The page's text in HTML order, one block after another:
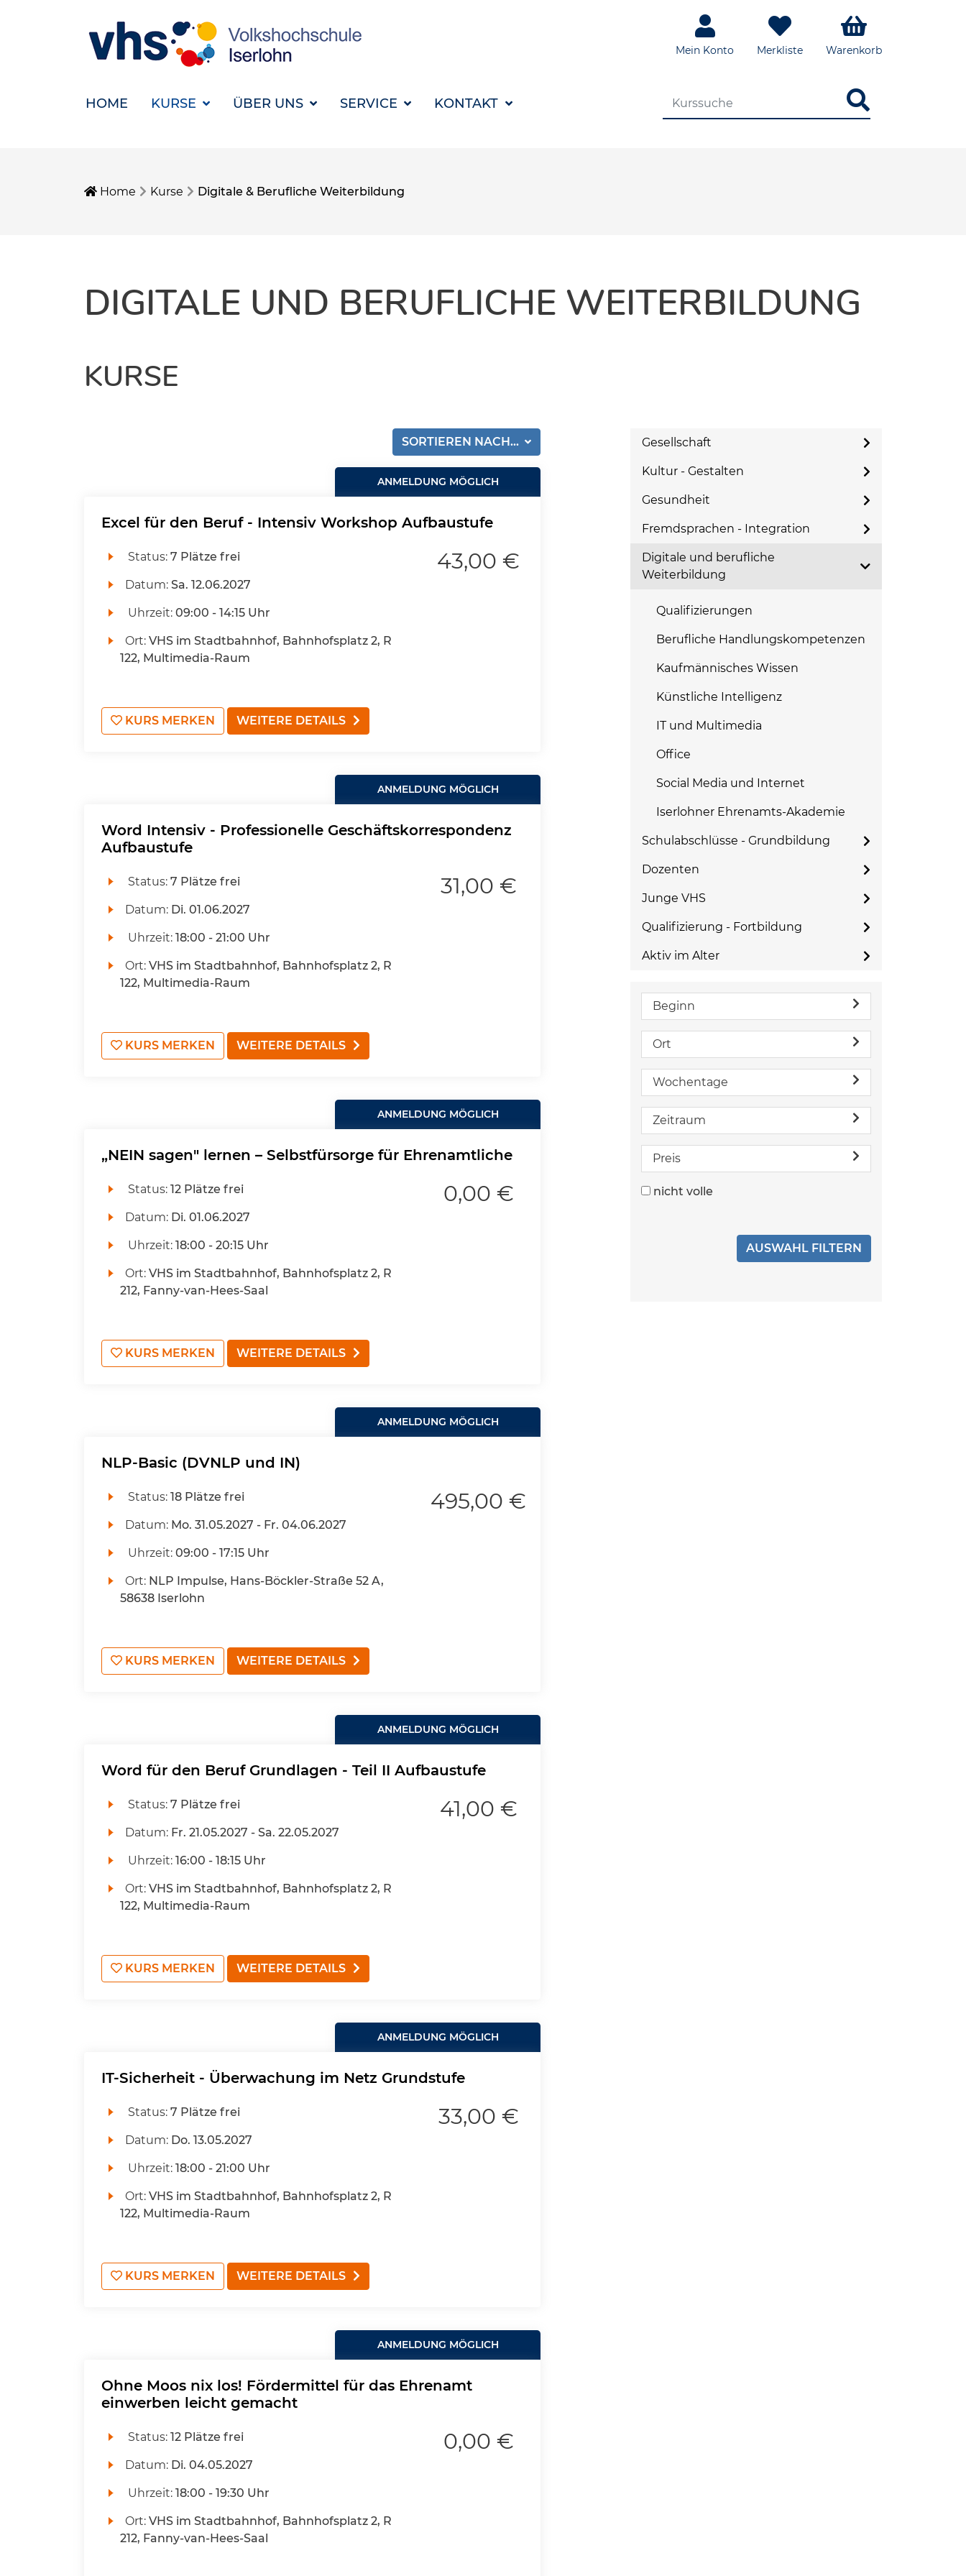
Mein Konto Merkliste Warenkorb
HOME KURSE ÜBER UNS SERVICE KONTAKT
Home Kurse Digitale & Berufliche Weiterbildung
DIGITALE UND BERUFLICHE WEITERBILDUNG
KURSE
SORTIEREN NACH...
ANMELDUNG MÖGLICH
Excel für den Beruf - Intensiv Workshop Aufbaustufe
Status: 7 Plätze frei
Datum: Sa. 12.06.2027
Uhrzeit: 09:00 - 14:15 Uhr
Ort: VHS im Stadtbahnhof, Bahnhofsplatz 2, R
122, Multimedia-Raum
43,00 €
KURS MERKEN WEITERE DETAILS
ANMELDUNG MÖGLICH
Word Intensiv - Professionelle Geschäftskorrespondenz
Aufbaustufe
Status: 7 Plätze frei
Datum: Di. 01.06.2027
Uhrzeit: 18:00 - 21:00 Uhr
Ort: VHS im Stadtbahnhof, Bahnhofsplatz 2, R
122, Multimedia-Raum
31,00 €
KURS MERKEN WEITERE DETAILS
ANMELDUNG MÖGLICH
„NEIN sagen" lernen – Selbstfürsorge für Ehrenamtliche
Status: 12 Plätze frei
Datum: Di. 01.06.2027
Uhrzeit: 18:00 - 20:15 Uhr
Ort: VHS im Stadtbahnhof, Bahnhofsplatz 2, R
212, Fanny-van-Hees-Saal
0,00 €
KURS MERKEN WEITERE DETAILS
ANMELDUNG MÖGLICH
NLP-Basic (DVNLP und IN)
Status: 18 Plätze frei
Datum: Mo. 31.05.2027 - Fr. 04.06.2027
Uhrzeit: 09:00 - 17:15 Uhr
Ort: NLP Impulse, Hans-Böckler-Straße 52 A,
58638 Iserlohn
495,00 €
KURS MERKEN WEITERE DETAILS
ANMELDUNG MÖGLICH
Word für den Beruf Grundlagen - Teil II Aufbaustufe
Status: 7 Plätze frei
Datum: Fr. 21.05.2027 - Sa. 22.05.2027
Uhrzeit: 16:00 - 18:15 Uhr
Ort: VHS im Stadtbahnhof, Bahnhofsplatz 2, R
122, Multimedia-Raum
41,00 €
KURS MERKEN WEITERE DETAILS
ANMELDUNG MÖGLICH
IT-Sicherheit - Überwachung im Netz Grundstufe
Status: 7 Plätze frei
Datum: Do. 13.05.2027
Uhrzeit: 18:00 - 21:00 Uhr
Ort: VHS im Stadtbahnhof, Bahnhofsplatz 2, R
122, Multimedia-Raum
33,00 €
KURS MERKEN WEITERE DETAILS
ANMELDUNG MÖGLICH
Ohne Moos nix los! Fördermittel für das Ehrenamt
einwerben leicht gemacht
Status: 12 Plätze frei
Datum: Di. 04.05.2027
Uhrzeit: 18:00 - 19:30 Uhr
Ort: VHS im Stadtbahnhof, Bahnhofsplatz 2, R
212, Fanny-van-Hees-Saal
0,00 €
Gesellschaft
Kultur - Gestalten
Gesundheit
Fremdsprachen - Integration
Digitale und berufliche
Weiterbildung
Qualifizierungen
Berufliche Handlungskompetenzen
Kaufmännisches Wissen
Künstliche Intelligenz
IT und Multimedia
Office
Social Media und Internet
Iserlohner Ehrenamts-Akademie
Schulabschlüsse - Grundbildung
Dozenten
Junge VHS
Qualifizierung - Fortbildung
Aktiv im Alter
Beginn
Ort
Wochentage
Zeitraum
Preis
nicht volle